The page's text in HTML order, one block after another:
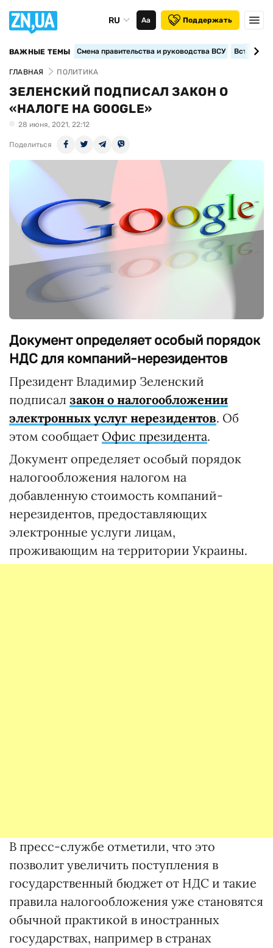
RU Аа Поддержать
ВАЖНЫЕ ТЕМЫ Смена правительства и руководства ВСУ
ГЛАВНАЯ ПОЛИТИКА
ЗЕЛЕНСКИЙ ПОДПИСАЛ ЗАКОН О
«НАЛОГЕ НА GOOGLE»
28 июня, 2021, 22:12
Поделиться
Документ определяет особый порядок
НДС для компаний-нерезидентов
Президент Владимир Зеленский
подписал закон о налогообложении
электронных услуг нерезидентов. Об
этом сообщает Офис президента.
Документ определяет особый порядок
налогообложения налогом на
добавленную стоимость компаний-
нерезидентов, предоставляющих
электронные услуги лицам,
проживающим на территории Украины.
В пресс-службе отметили, что это
позволит увеличить поступления в
государственный бюджет от НДС и такие
правила налогообложения уже становятся
обычной практикой в ​​иностранных
государствах, например в странах